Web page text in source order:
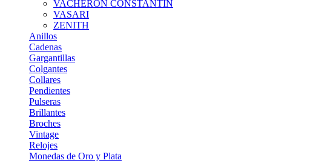
VACHERON CONSTANTIN
VASARI
ZENITH
Anillos
Cadenas
Gargantillas
Colgantes
Collares
Pendientes
Pulseras
Brillantes
Broches
Vintage
Relojes
Monedas de Oro y Plata